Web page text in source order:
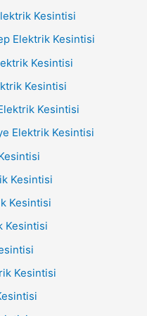
Kesintisi
Elektrik Kesintisi
Kesintisi
Kesintisi
Kesintisi
Elektrik Kesintisi
Kesintisi
Kesintisi
Kesintisi
Kesintisi